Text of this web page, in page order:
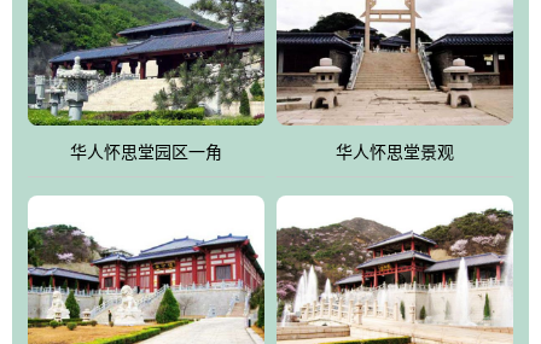
人合一、太极八卦、生辰八字及生肖等有机结合到历史文化中。一
厅七千个福位分十二小区，按十二地支命名。客户选位，可依据生
肖、八字、时辰亦可参考地理方位、职业、兴趣爱好等等。堂中是
地宫陵寝式的，入口楹联选材于著名田园诗人陶渊明"亲戚或余悲，
他人亦已歌，死后何所道，托体同山阿"中的后两句。反应了回归大
雀，后玄武"的四大吉祥物铜雕挂件。
华人怀思堂园区一角 华人怀思堂景观